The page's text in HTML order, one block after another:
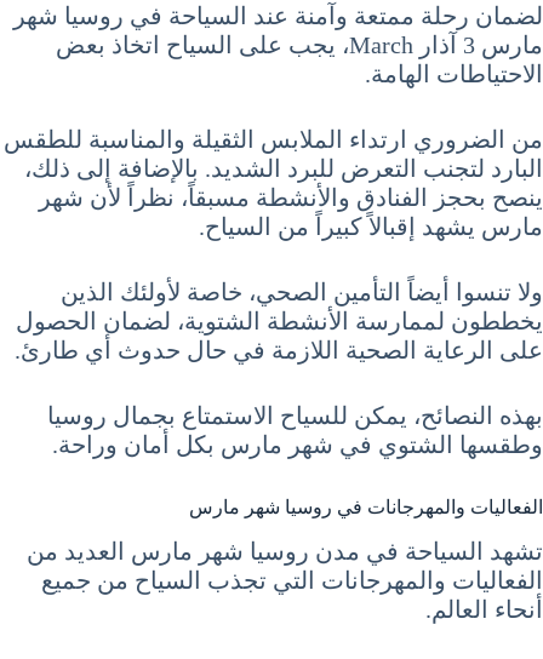
لضمان رحلة ممتعة وآمنة عند السياحة في روسيا شهر
مارس 3 آذار March، يجب على السياح اتخاذ بعض
الاحتياطات الهامة.
من الضروري ارتداء الملابس الثقيلة والمناسبة للطقس
البارد لتجنب التعرض للبرد الشديد. بالإضافة إلى ذلك،
ينصح بحجز الفنادق والأنشطة مسبقاً، نظراً لأن شهر
مارس يشهد إقبالاً كبيراً من السياح.
ولا تنسوا أيضاً التأمين الصحي، خاصة لأولئك الذين
يخططون لممارسة الأنشطة الشتوية، لضمان الحصول
على الرعاية الصحية اللازمة في حال حدوث أي طارئ.
بهذه النصائح، يمكن للسياح الاستمتاع بجمال روسيا
وطقسها الشتوي في شهر مارس بكل أمان وراحة.
الفعاليات والمهرجانات في روسيا شهر مارس
تشهد السياحة في مدن روسيا شهر مارس العديد من
الفعاليات والمهرجانات التي تجذب السياح من جميع
أنحاء العالم.